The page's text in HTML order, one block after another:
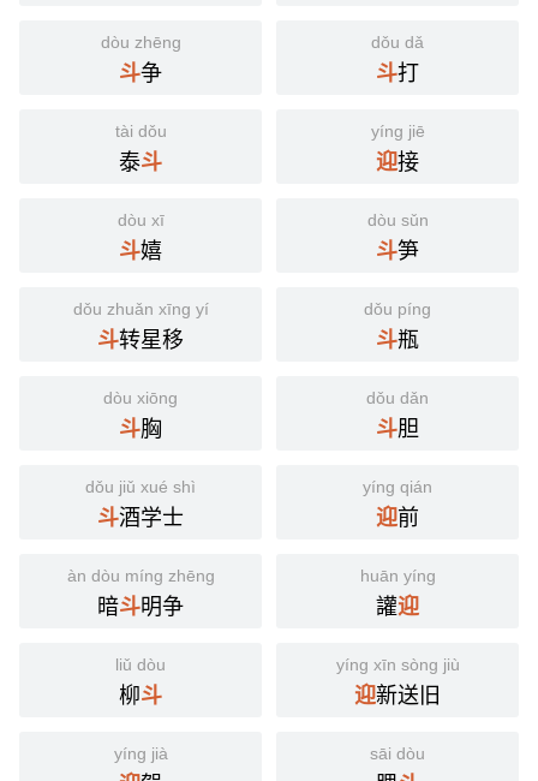
dòu zhēng
斗争
dǒu dǎ
斗打
tài dǒu
泰斗
yíng jiē
迎接
dòu xī
斗嬉
dòu sǔn
斗笋
dǒu zhuǎn xīng yí
斗转星移
dǒu píng
斗瓶
dòu xiōng
斗胸
dǒu dǎn
斗胆
dǒu jiǔ xué shì
斗酒学士
yíng qián
迎前
àn dòu míng zhēng
暗斗明争
huān yíng
讙迎
liǔ dòu
柳斗
yíng xīn sòng jiù
迎新送旧
yíng jià sāi dòu